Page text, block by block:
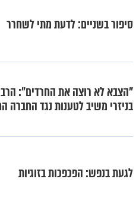
סיפור בשניים: לדעת מתי לשחרר
"הצבא לא רוצה את החרדים":
בניזרי משיב לטענות נגד החברה
לגעת בנפש: הפכפכות בזוגיות